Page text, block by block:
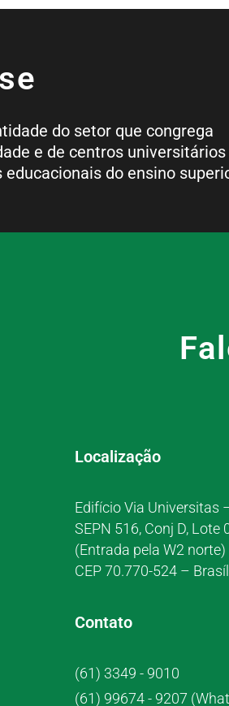
do setor que congrega
e de centros universitários
do ensino
Localização
Edifício Via Universitas
SEPN 516, Conj D, Lote
(Entrada pela W2 norte)
CEP 70.770-524 –
Contato
(61) 3349 - 9010
(61) 99674 - 9207